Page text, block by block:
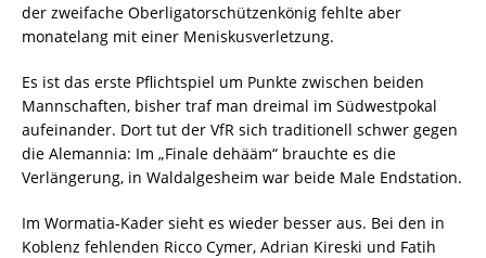
der zweifache Oberligatorschützenkönig fehlte aber
monatelang mit einer Meniskusverletzung.
Es ist das erste Pflichtspiel um Punkte zwischen beiden
Mannschaften, bisher traf man dreimal im Südwestpokal
aufeinander. Dort tut der VfR sich traditionell schwer gegen
die Alemannia: Im „Finale dehääm“ brauchte es die
Verlängerung, in Waldalgesheim war beide Male Endstation.
Im Wormatia-Kader sieht es wieder besser aus. Bei den in
Koblenz fehlenden Ricco Cymer, Adrian Kireski und Fatih